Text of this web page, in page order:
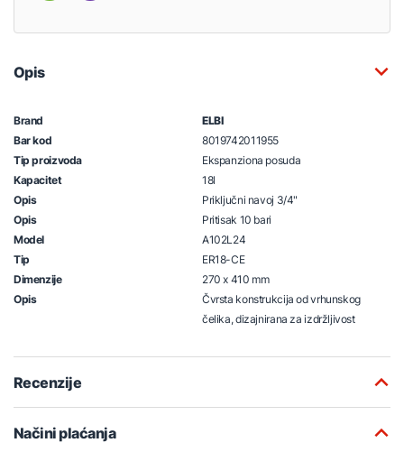
Opis
Brand
ELBI
Bar kod
8019742011955
Tip proizvoda
Ekspanziona posuda
Kapacitet
18l
Opis
Priključni navoj 3/4"
Opis
Pritisak 10 bari
Model
A102L24
Tip
ER18-CE
Dimenzije
270 x 410 mm
Opis
Čvrsta konstrukcija od vrhunskog
čelika, dizajnirana za izdržljivost
Recenzije
Načini plaćanja